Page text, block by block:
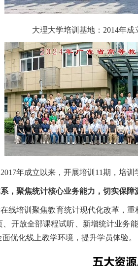
大理大学培训基地：2014年成
年成立以来，开展培训11期，培训
，聚焦统计核心业务能力，切实保障
线培训聚焦教育统计现代化改革，
开放全部课程试听、新增统计业务
优化线上教学环境，提升学员体验。